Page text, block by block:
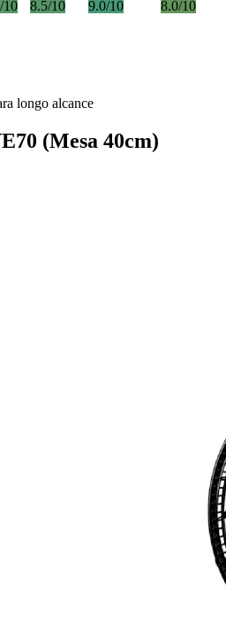
10 8.5/10 9.0/10 8.0/10
longo alcance
(Mesa 40cm)